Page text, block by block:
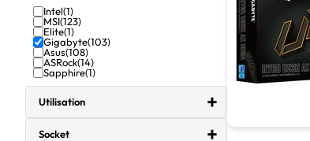
Intel(1)
MSI(123)
Elite(1)
Gigabyte(103)
Asus(108)
ASRock(14)
Sapphire(1)
Utilisation
Socket